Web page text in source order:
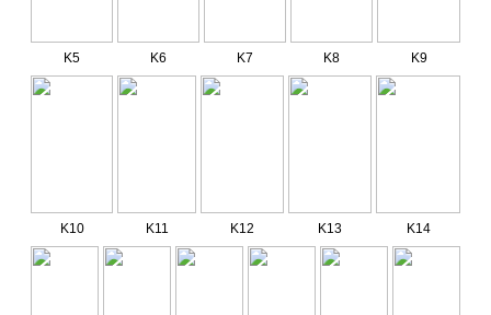
K5 K6 K7 K8 K9
K10 K11 K12 K13 K14